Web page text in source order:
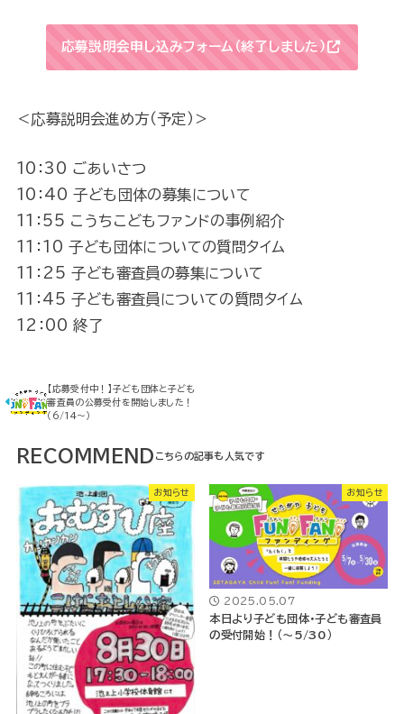
応募説明会申し込みフォーム（終了しました）
＜応募説明会進め方（予定）＞
10：30 ごあいさつ
10：40 子ども団体の募集について
11：55 こうちこどもファンドの事例紹介
11：10 子ども団体についての質問タイム
11：25 子ども審査員の募集について
11：45 子ども審査員についての質問タイム
12：00 終了
【応募受付中！】子ども団体と子ども
審査員の公募受付を開始しました！
（6/14～）
RECOMMEND
お知らせ お知らせ
2025.05.07
本日より子ども団体・子ども審査員
の受付開始！（～5/30）